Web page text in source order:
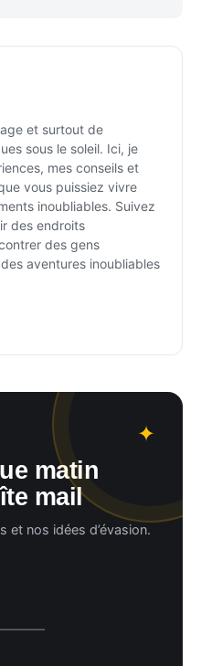
et surtout de
sous le soleil. Ici, je
mes conseils et
vous puissiez vivre
inoubliables. Suivez
des endroits
des gens
aventures inoubliables
matin
mail
et nos idées d’évasion.